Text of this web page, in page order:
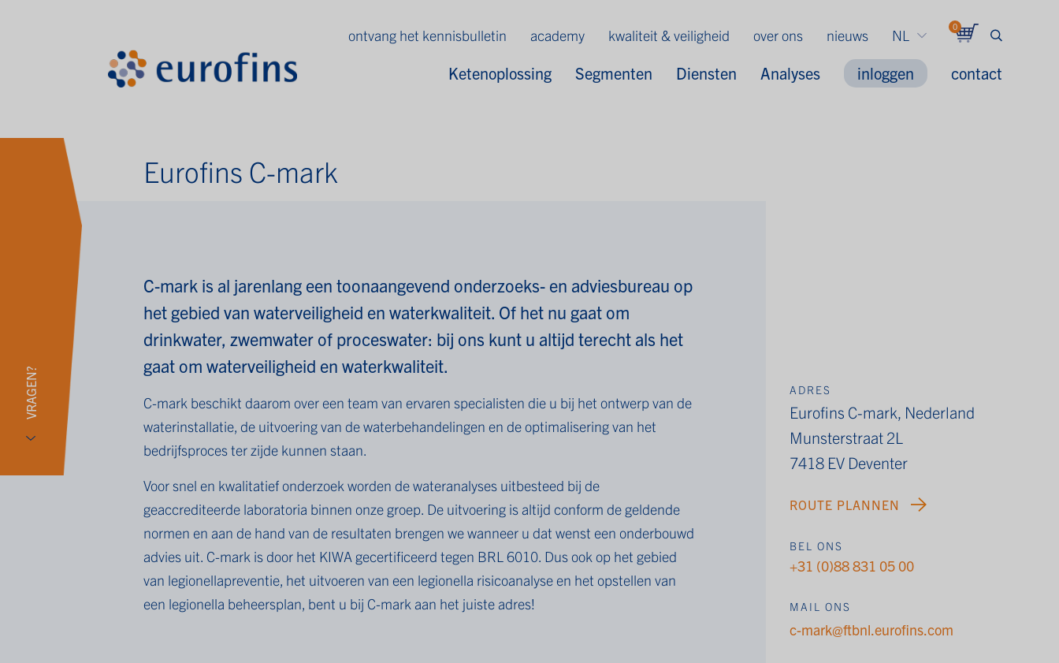
0
NL
ontvang het kennisbulletin academy kwaliteit & veiligheid over ons nieuws
Ketenoplossing Segmenten Diensten Analyses inloggen contact
VRAGEN?
Eurofins C-mark
ADRES
Eurofins C-mark, Nederland
Munsterstraat 2L
7418 EV Deventer
ROUTE PLANNEN
BEL ONS
+31 (0)88 831 05 00
MAIL ONS
c-mark@ftbnl.eurofins.com
C-mark is al jarenlang een toonaangevend onderzoeks- en adviesbureau op
het gebied van waterveiligheid en waterkwaliteit. Of het nu gaat om
drinkwater, zwemwater of proceswater: bij ons kunt u altijd terecht als het
gaat om waterveiligheid en waterkwaliteit.
C-mark beschikt daarom over een team van ervaren specialisten die u bij het ontwerp van de
waterinstallatie, de uitvoering van de waterbehandelingen en de optimalisering van het
bedrijfsproces ter zijde kunnen staan.
Voor snel en kwalitatief onderzoek worden de wateranalyses uitbesteed bij de
geaccrediteerde laboratoria binnen onze groep. De uitvoering is altijd conform de geldende
normen en aan de hand van de resultaten brengen we wanneer u dat wenst een onderbouwd
advies uit. C-mark is door het KIWA gecertificeerd tegen BRL 6010. Dus ook op het gebied
van legionellapreventie, het uitvoeren van een legionella risicoanalyseen het opstellen van
een legionella beheersplan, bent u bij C-mark aan het juiste adres!